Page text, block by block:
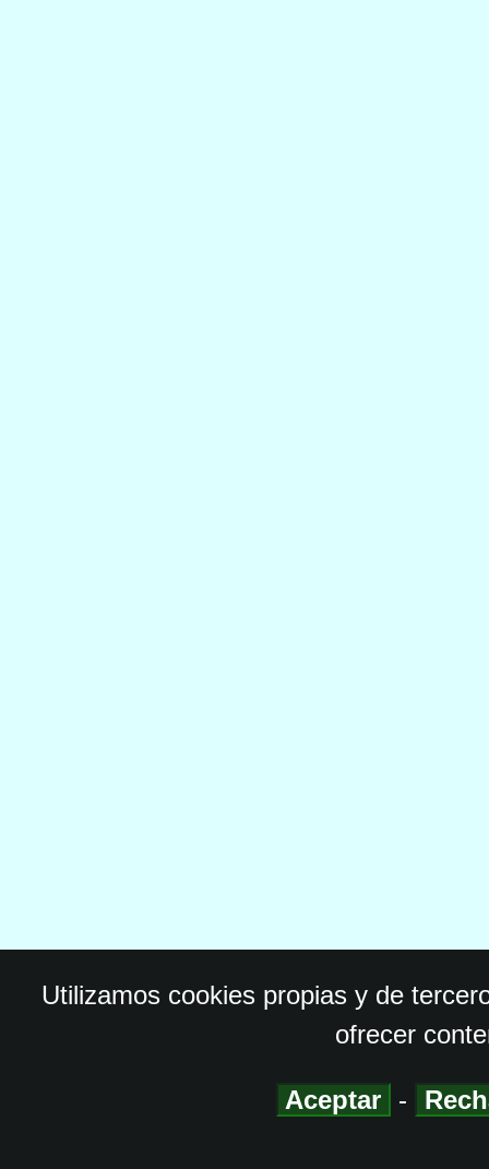
Utilizamos cookies propias y de
ofrecer
Aceptar -